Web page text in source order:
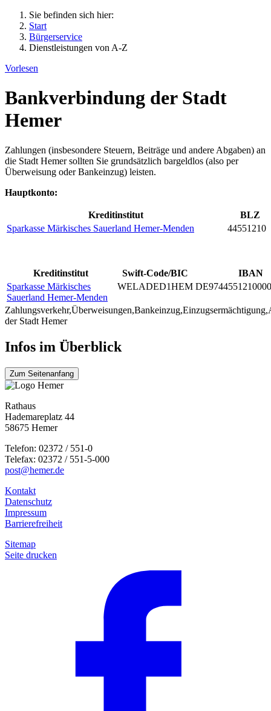
Sie befinden sich hier:
Start
Bürgerservice
Dienstleistungen von A-Z
Vorlesen
Bankverbindung der Stadt
Hemer
Zahlungen (insbesondere Steuern, Beiträge und andere Abgaben) an
die Stadt Hemer sollten Sie grundsätzlich bargeldlos (also per
Überweisung oder Bankeinzug) leisten.
Hauptkonto:
Kreditinstitut
BLZ
Sparkasse Märkisches Sauerland Hemer-Menden
44551210
Kreditinstitut Swift-Code/BIC
IBAN
Sparkasse Märkisches
Sauerland Hemer-Menden
WELADED1HEM
der Stadt Hemer
Infos im Überblick
Zum Seitenanfang
Rathaus
Hademareplatz 44
58675 Hemer
Telefon: 02372 / 551-0
Telefax: 02372 / 551-5-000
post@hemer.de
Kontakt
Datenschutz
Impressum
Barrierefreiheit
Sitemap
Seite drucken